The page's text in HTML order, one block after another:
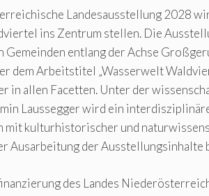
Landesausstellung 2028
ins Zentrum stellen. Die
Gemeinden entlang der Achse
dem Arbeitstitel „Wasserwelt
in allen Facetten. Unter der
Laussegger wird ein
mit kulturhistorischer und
Ausarbeitung der Ausstellungsinhalte
des Landes